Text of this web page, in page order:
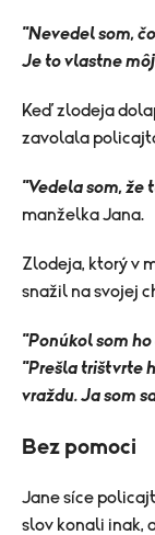
"Nevedel som,
Je to vlastne
Keď zlodeja
zavolala
"Vedela som, že
manželka Jana.
Zlodeja, ktorý v
snažil na svojej
"Ponúkol som
"Prešla trištvrte
vraždu. Ja som
Bez pomoci
Jane síce
slov konali inak,